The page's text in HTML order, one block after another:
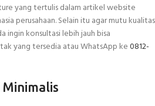
yang tertulis dalam artikel website
perusahaan. Selain itu agar mutu kualitas
ingin konsultasi lebih jauh bisa
yang tersedia atau WhatsApp ke0812-